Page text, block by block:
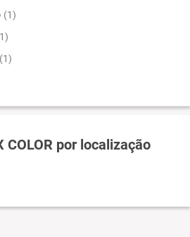
(1)
(1)
COLOR por localização